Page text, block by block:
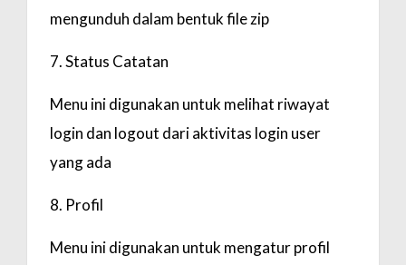
mengunduh dalam bentuk file zip
7. Status Catatan
Menu ini digunakan untuk melihat riwayat
login dan logout dari aktivitas login user
yang ada
8. Profil
Menu ini digunakan untuk mengatur profil